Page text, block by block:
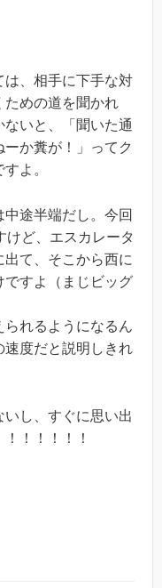
は、相手に下手な対
ための道を聞かれ
いと、「聞いた通
か糞が！」ってク
よ。
途半端だし。今回
けど、エスカレータ
て、そこから西に
ですよ（まじビッグ
れるようになるん
速度だと説明しきれ
し、すぐに思い出
！！！！！